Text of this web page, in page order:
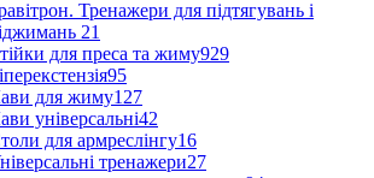
Тренажери для підтягувань і
21
для преса та жиму929
95
для жиму127
універсальні42
для армреслінгу16
тренажери27